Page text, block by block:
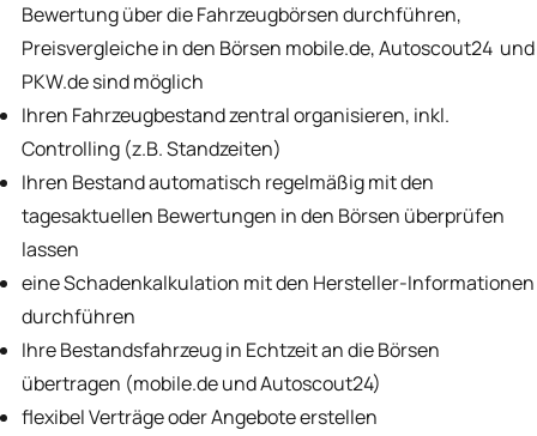
Bewertung über die Fahrzeugbörsen durchführen,
Preisvergleiche in den Börsen mobile.de, Autoscout24 und
PKW.de sind möglich
Ihren Fahrzeugbestand zentral organisieren, inkl.
Controlling (z.B. Standzeiten)
Ihren Bestand automatisch regelmäßig mit den
tagesaktuellen Bewertungen in den Börsen überprüfen
lassen
eine Schadenkalkulation mit den Hersteller-Informationen
durchführen
Ihre Bestandsfahrzeug in Echtzeit an die Börsen
übertragen (mobile.de und Autoscout24)
flexibel Verträge oder Angebote erstellen